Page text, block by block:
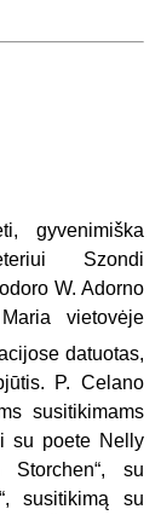
gyvenimiška
Szondi
W. Adorno
vietovėje
datuotas,
P. Celano
susitikimams
su poete Nelly
su
susitikimą su